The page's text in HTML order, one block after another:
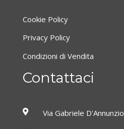
Cookie Policy
Privacy Policy
Condizioni di Vendita
Contattaci
Via Gabriele